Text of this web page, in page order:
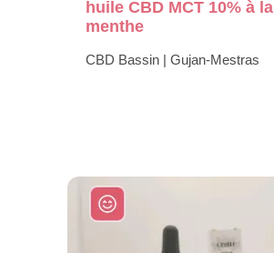
huile CBD MCT 10% à la
menthe
CBD Bassin | Gujan-Mestras